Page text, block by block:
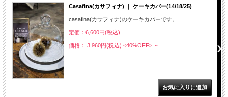
Casafina(カサフィナ) ｜ ケーキカバー(14/18/25)
casafina(カサフィナ)のケーキカバーです。
定価： 6,600円(税込)
価格： 3,960円(税込) <40%OFF> ～